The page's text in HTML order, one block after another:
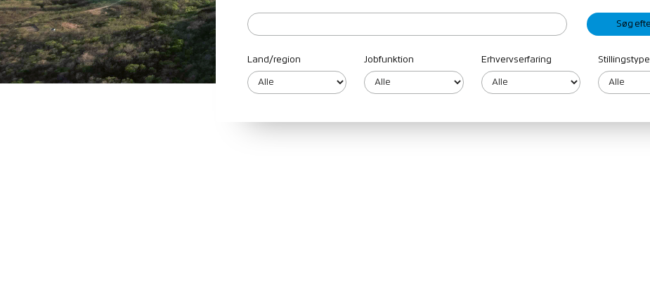
Land/region Jobfunktion Erhvervserfaring Stillingstype